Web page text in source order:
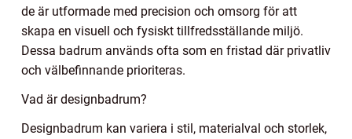
de är utformade med precision och omsorg för att
skapa en visuell och fysiskt tillfredsställande miljö.
Dessa badrum används ofta som en fristad där privatliv
och välbefinnande prioriteras.
Vad är designbadrum?
Designbadrum kan variera i stil, materialval och storlek,